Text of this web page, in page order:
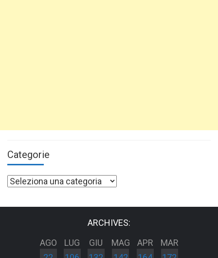
Categorie
Categorie
ARCHIVES:
AGO
LUG
GIU
MAG
APR
MAR